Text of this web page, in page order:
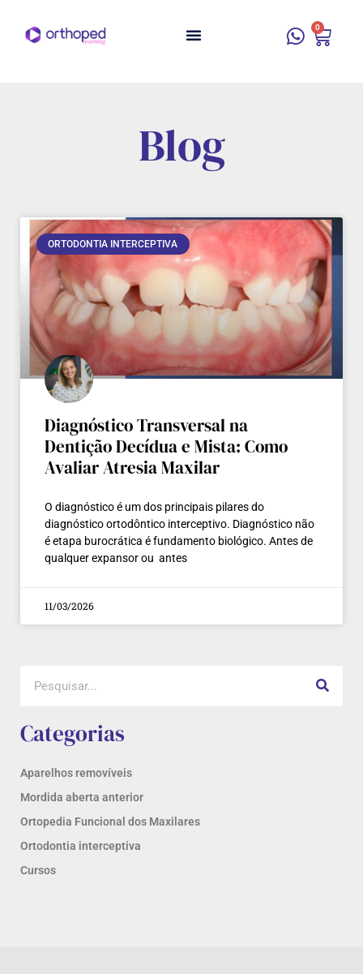
0
Blog
ORTODONTIA INTERCEPTIVA
Diagnóstico Transversal na
Dentição Decídua e Mista: Como
Avaliar Atresia Maxilar
O diagnóstico é um dos principais pilares do
diagnóstico ortodôntico interceptivo. Diagnóstico não
é etapa burocrática é fundamento biológico. Antes de
qualquer expansor ou antes
11/03/2026
Categorias
Aparelhos removíveis
Mordida aberta anterior
Ortopedia Funcional dos Maxilares
Ortodontia interceptiva
Cursos